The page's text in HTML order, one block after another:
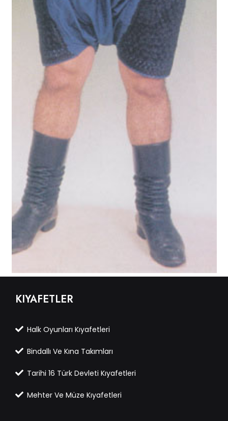
KIYAFETLER
Halk Oyunları Kıyafetleri
Bindallı Ve Kına Takımları
Tarihi 16 Türk Devleti Kıyafetleri
Mehter Ve Müze Kıyafetleri